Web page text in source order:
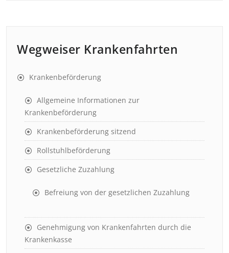
Wegweiser Krankenfahrten
Krankenbeförderung
Allgemeine Informationen zur
Krankenbeförderung
Krankenbeförderung sitzend
Rollstuhlbeförderung
Gesetzliche Zuzahlung
Befreiung von der gesetzlichen Zuzahlung
Genehmigung von Krankenfahrten durch die
Krankenkasse